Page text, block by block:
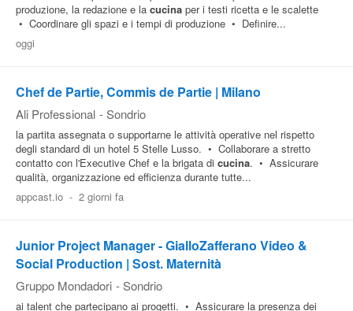
produzione, la redazione e la cucina per i testi ricetta e le scalette
• Coordinare gli spazi e i tempi di produzione • Definire...
oggi
Chef de Partie, Commis de Partie | Milano
Ali Professional - Sondrio
la partita assegnata o supportarne le attività operative nel rispetto
degli standard di un hotel 5 Stelle Lusso. • Collaborare a stretto
contatto con l'Executive Chef e la brigata di cucina. • Assicurare
qualità, organizzazione ed efficienza durante tutte...
appcast.io - 2 giorni fa
Junior Project Manager - GialloZafferano Video &
Social Production | Sost. Maternità
Gruppo Mondadori - Sondrio
ai talent che partecipano ai progetti. • Assicurare la presenza dei